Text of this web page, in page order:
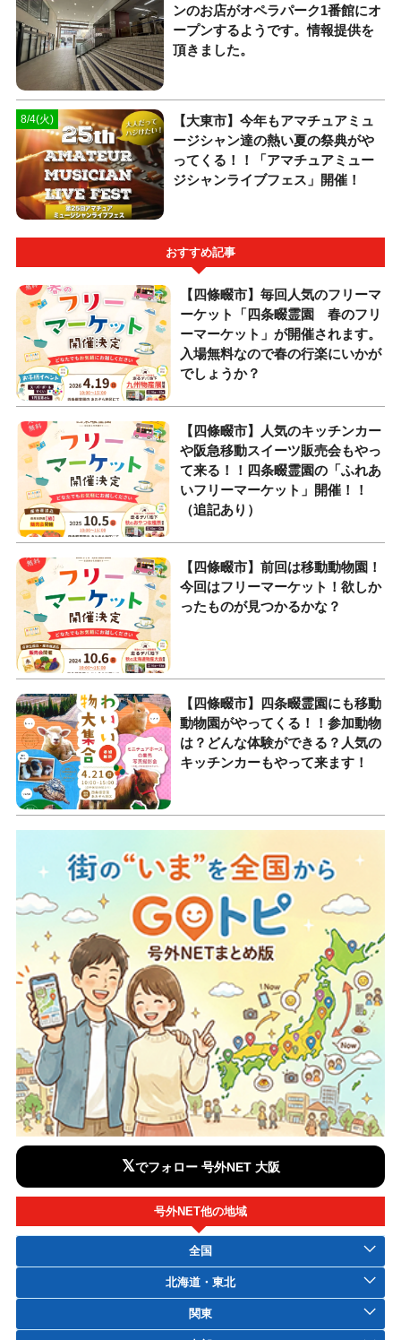
ンのお店がオペラパーク1番館にオ
ープンするようです。情報提供を
頂きました。
8/4(火)
【大東市】今年もアマチュアミュ
ージシャン達の熱い夏の祭典がや
ってくる！！「アマチュアミュー
ジシャンライブフェス」開催！
おすすめ記事
【四條畷市】毎回人気のフリーマ
ーケット「四条畷霊園 春のフリ
ーマーケット」が開催されます。
入場無料なので春の行楽にいかが
でしょうか？
【四條畷市】人気のキッチンカー
や阪急移動スイーツ販売会もやっ
て来る！！四条畷霊園の「ふれあ
いフリーマーケット」開催！！
（追記あり）
【四條畷市】前回は移動動物園！
今回はフリーマーケット！欲しか
ったものが見つかるかな？
【四條畷市】四条畷霊園にも移動
動物園がやってくる！！参加動物
は？どんな体験ができる？人気の
キッチンカーもやって来ます！
𝕏でフォロー 号外NET 大阪
号外NET他の地域
全国
北海道・東北
関東